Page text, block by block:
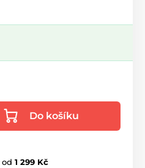
Do košíku
od 1 299 Kč